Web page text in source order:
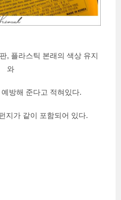
, 플라스틱 본래의 색상 유지
와
방해 준다고 적혀있다.
지가 같이 포함되어 있다.